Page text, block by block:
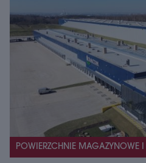
POWIERZCHNIE MAGAZYNOWE